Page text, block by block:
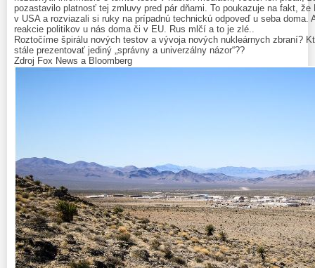
pozastavilo platnosť tej zmluvy pred pár dňami. To poukazuje na fakt,
v USA a rozviazali si ruky na prípadnú technickú odpoveď u seba doma.
reakcie politikov u nás doma či v EU. Rus mlčí a to je zlé..
Roztočíme špirálu nových testov a vývoja nových nukleárnych zbraní?
stále prezentovať jediný „správny a univerzálny názor“??
Zdroj Fox News a Bloomberg